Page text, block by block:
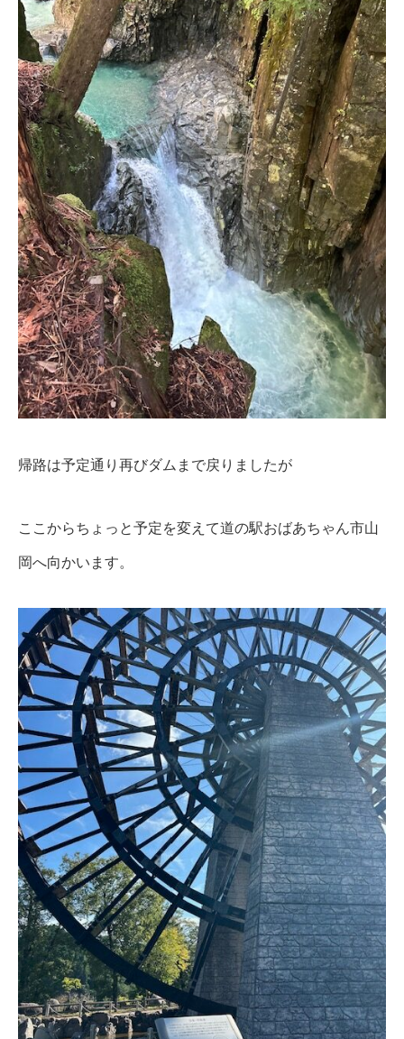
帰路は予定通り再びダムまで戻りましたが
ここからちょっと予定を変えて道の駅おばあちゃん市山
岡へ向かいます。